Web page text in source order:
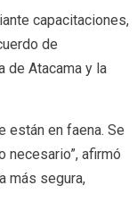
capacitaciones,
de
de Atacama y la
están en faena. Se
necesario”, afirmó
más segura,